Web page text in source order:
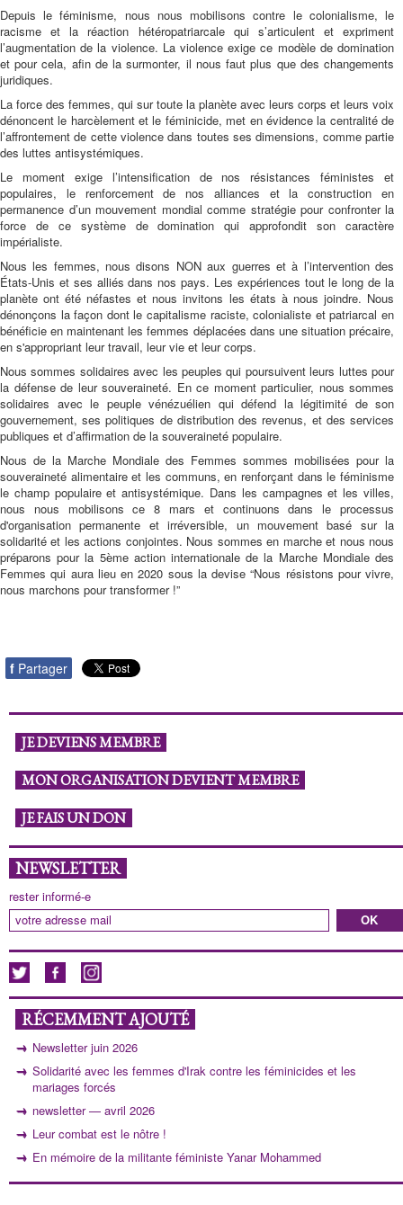
Depuis le féminisme, nous nous mobilisons contre le colonialisme, le
racisme et la réaction hétéropatriarcale qui s’articulent et expriment
l’augmentation de la violence. La violence exige ce modèle de domination
et pour cela, afin de la surmonter, il nous faut plus que des changements
juridiques.
La force des femmes, qui sur toute la planète avec leurs corps et leurs voix
dénoncent le harcèlement et le féminicide, met en évidence la centralité de
l’affrontement de cette violence dans toutes ses dimensions, comme partie
des luttes antisystémiques.
Le moment exige l’intensification de nos résistances féministes et
populaires, le renforcement de nos alliances et la construction en
permanence d’un mouvement mondial comme stratégie pour confronter la
force de ce système de domination qui approfondit son caractère
impérialiste.
Nous les femmes, nous disons NON aux guerres et à l’intervention des
États-Unis et ses alliés dans nos pays. Les expériences tout le long de la
planète ont été néfastes et nous invitons les états à nous joindre. Nous
dénonçons la façon dont le capitalisme raciste, colonialiste et patriarcal en
bénéficie en maintenant les femmes déplacées dans une situation précaire,
en s'appropriant leur travail, leur vie et leur corps.
Nous sommes solidaires avec les peuples qui poursuivent leurs luttes pour
la défense de leur souveraineté. En ce moment particulier, nous sommes
solidaires avec le peuple vénézuélien qui défend la légitimité de son
gouvernement, ses politiques de distribution des revenus, et des services
publiques et d’affirmation de la souveraineté populaire.
Nous de la Marche Mondiale des Femmes sommes mobilisées pour la
souveraineté alimentaire et les communs, en renforçant dans le féminisme
le champ populaire et antisystémique. Dans les campagnes et les villes,
nous nous mobilisons ce 8 mars et continuons dans le processus
d'organisation permanente et irréversible, un mouvement basé sur la
solidarité et les actions conjointes. Nous sommes en marche et nous nous
préparons pour la 5ème action internationale de la Marche Mondiale des
Femmes qui aura lieu en 2020 sous la devise “Nous résistons pour vivre,
nous marchons pour transformer !”
f Partager
JE DEVIENS MEMBRE
MON ORGANISATION DEVIENT MEMBRE
JE FAIS UN DON
NEWSLETTER
rester informé-e
RÉCEMMENT AJOUTÉ
Newsletter juin 2026
Solidarité avec les femmes d'Irak contre les féminicides et les
mariages forcés
newsletter — avril 2026
Leur combat est le nôtre !
En mémoire de la militante féministe Yanar Mohammed